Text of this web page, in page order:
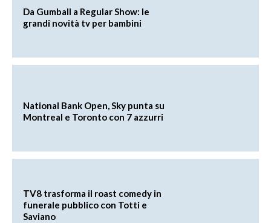
Da Gumball a Regular Show: le
grandi novità tv per bambini
National Bank Open, Sky punta su
Montreal e Toronto con 7 azzurri
TV8 trasforma il roast comedy in
funerale pubblico con Totti e
Saviano